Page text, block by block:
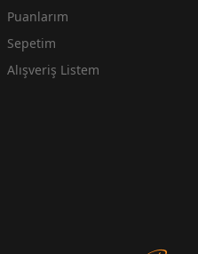
Puanlarım
Sepetim
Alışveriş Listem